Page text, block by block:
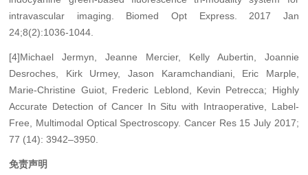
intravascular imaging. Biomed Opt Express. 2017 Jan
24;8(2):1036-1044.
[4]Michael Jermyn, Jeanne Mercier, Kelly Aubertin, Joannie
Desroches, Kirk Urmey, Jason Karamchandiani, Eric Marple,
Marie-Christine Guiot, Frederic Leblond, Kevin Petrecca; Highly
Accurate Detection of Cancer In Situ with Intraoperative, Label-
Free, Multimodal Optical Spectroscopy. Cancer Res 15 July 2017;
77 (14): 3942–3950.
免责声明